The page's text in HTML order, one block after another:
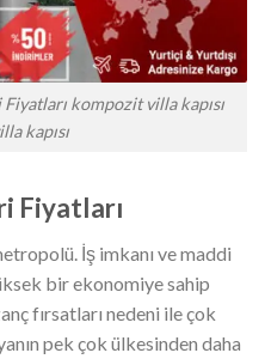
kompozit villa kapısı
kapısı
Fiyatları
İş imkanı ve maddi
bir ekonomiye sahip
fırsatları nedeni ile çok
pek çok ülkesinden daha